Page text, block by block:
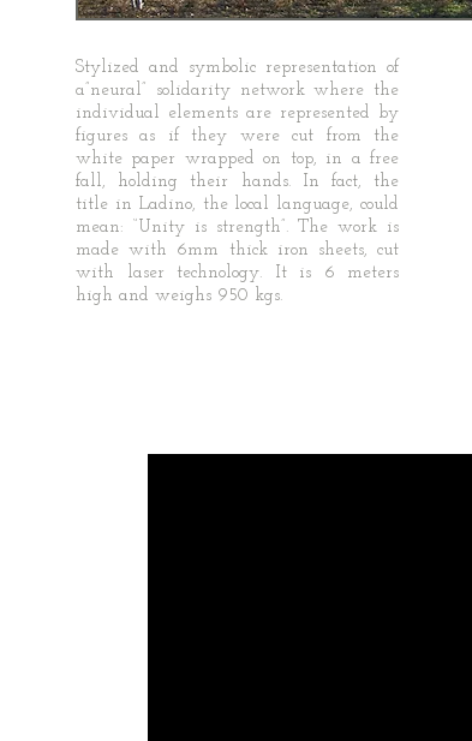
Stylized and symbolic representation of
a”neural” solidarity network where the
individual elements are represented by
figures as if they were cut from the
white paper wrapped on top, in a free
fall, holding their hands. In fact, the
title in Ladino, the local language, could
mean: “Unity is strength”. The work is
made with 6mm thick iron sheets, cut
with laser technology. It is 6 meters
high and weighs 950 kgs.